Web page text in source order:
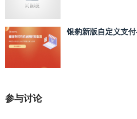
银豹新版自定义支
参与讨论